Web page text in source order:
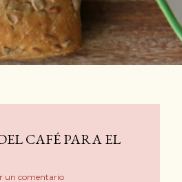
CAFÉ PARA EL
un comentario